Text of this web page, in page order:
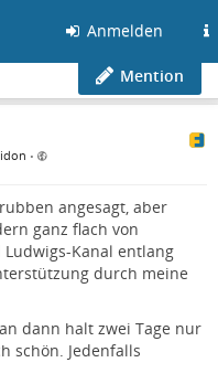
Anmelden
Mention
•
angesagt, aber
ganz flach von
Kanal entlang
durch meine
dann halt zwei Tage nur
schön. Jedenfalls